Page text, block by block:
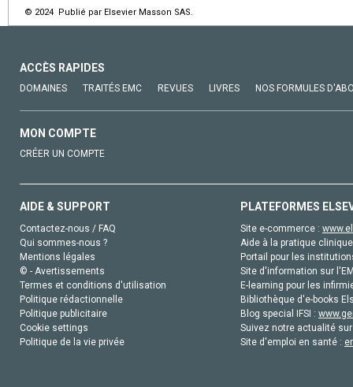
© 2024 Publié par Elsevier Masson SAS.
ACCÈS RAPIDES
DOMAINES TRAITÉS EMC REVUES LIVRES NOS FORMULES
MON COMPTE
CRÉER UN COMPTE
AIDE & SUPPORT
Contactez-nous / FAQ
Qui sommes-nous ?
Mentions légales
© - Avertissements
Termes et conditions d'utilisation
Politique rédactionnelle
Politique publicitaire
Cookie settings
Politique de la vie privée
PLATEFORMES
Site e-commerce :
Aide à la pratique
Portail pour les
Site d'information sur
E-learning pour les
Bibliothèque d'e-books
Blog special IFSI :
Suivez notre actualité
Site d'emploi en santé :